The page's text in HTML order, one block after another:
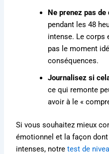
Ne prenez pas
pendant les 48
intense. Le corps
pas le moment
conséquences.
Journalisez si
ce qui remonte
avoir à le «
Si vous souhaitez mieux
émotionnel et la façon
intenses, notretest de